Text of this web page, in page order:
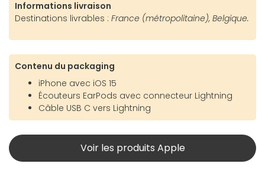
Informations livraison
Destinations livrables : France (métropolitaine), Belgique.
Contenu du packaging
iPhone avec iOS 15
Écouteurs EarPods avec connecteur Lightning
Câble USB C vers Lightning
Voir les produits Apple